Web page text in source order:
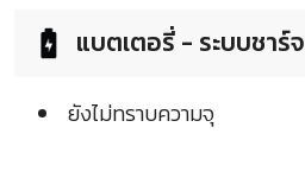
แบตเตอรี่ - ระบบชาร์จ
ยังไม่ทราบความจุ